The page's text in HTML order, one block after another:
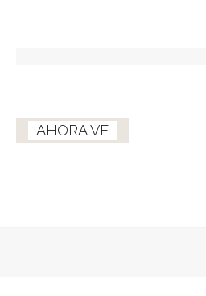
AHORA VE